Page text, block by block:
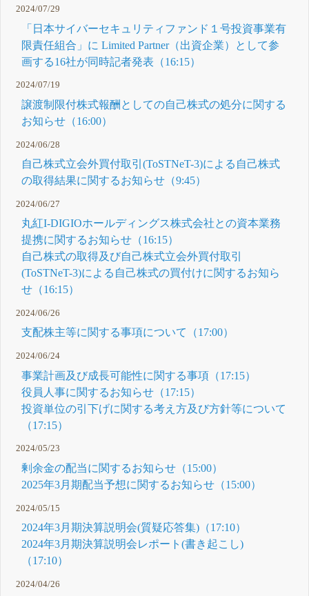
2024/07/29
「日本サイバーセキュリティファンド１号投資事業有
限責任組合」に Limited Partner（出資企業）として参
画する16社が同時記者発表（16:15）
2024/07/19
譲渡制限付株式報酬としての自己株式の処分に関する
お知らせ（16:00）
2024/06/28
自己株式立会外買付取引(ToSTNeT-3)による自己株式
の取得結果に関するお知らせ（9:45）
2024/06/27
丸紅I-DIGIOホールディングス株式会社との資本業務
提携に関するお知らせ（16:15）
自己株式の取得及び自己株式立会外買付取引
(ToSTNeT-3)による自己株式の買付けに関するお知ら
せ（16:15）
2024/06/26
支配株主等に関する事項について（17:00）
2024/06/24
事業計画及び成長可能性に関する事項（17:15）
役員人事に関するお知らせ（17:15）
投資単位の引下げに関する考え方及び方針等について
（17:15）
2024/05/23
剰余金の配当に関するお知らせ（15:00）
2025年3月期配当予想に関するお知らせ（15:00）
2024/05/15
2024年3月期決算説明会(質疑応答集)（17:10）
2024年3月期決算説明会レポート(書き起こし)
（17:10）
2024/04/26